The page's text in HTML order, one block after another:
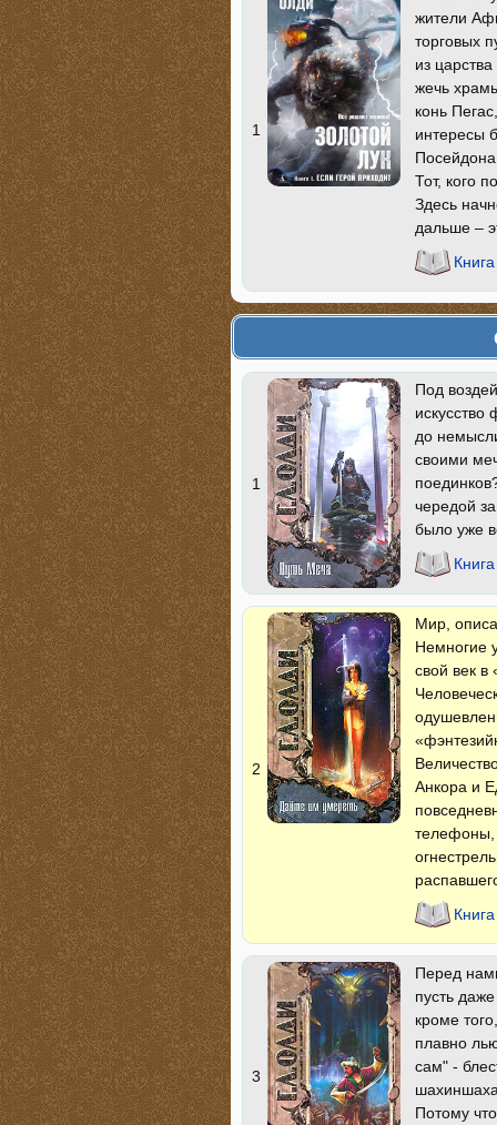
1
жители
торговых
из
жечь
конь
интересы
Тот, кого
Здесь
дальше –
1
Под
искусство
до
своими
чередой
было уже
2
Мир,
Немногие
свой век в
Анкора и
телефоны,
3
Перед
пусть
кроме
плавно
сам" -
Потому